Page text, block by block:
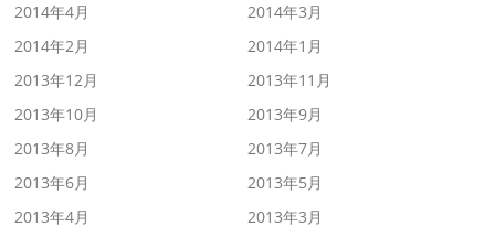
2014年4月
2014年3月
2014年2月
2014年1月
2013年12月
2013年11月
2013年10月
2013年9月
2013年8月
2013年7月
2013年6月
2013年5月
2013年4月
2013年3月